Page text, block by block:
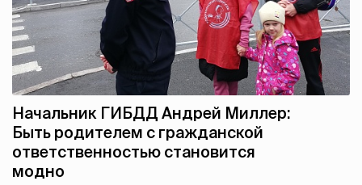
Начальник ГИБДД Андрей Миллер:
Быть родителем с гражданской
ответственностью становится
модно